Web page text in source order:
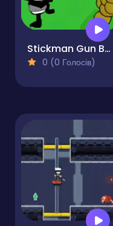
Stickman Gun Battle Simulator
0 (0 Голосів)